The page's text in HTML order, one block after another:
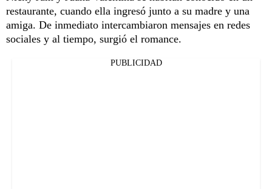
restaurante, cuando ella ingresó junto a su madre y una
amiga. De inmediato intercambiaron mensajes en redes
sociales y al tiempo, surgió el romance.
PUBLICIDAD